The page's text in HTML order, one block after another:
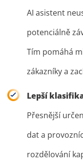
AI asistent
potenciálně
Tím pomáhá
zákazníky a
Lepší
Přesnější
dat a
rozdělování